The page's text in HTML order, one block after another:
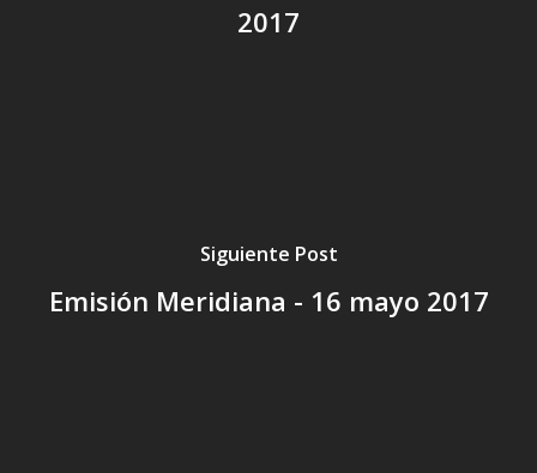
2017
Siguiente Post
Emisión Meridiana - 16 mayo 2017